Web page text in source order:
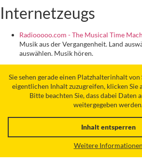
Internetzeugs
Radiooooo.com - The Musical Time
Musik aus der Vergangenheit. Land
auswählen. Musik hören.
Sie sehen gerade einen Platzhalterinhalt von
eigentlichen Inhalt zuzugreifen, klicken Sie
Bitte beachten Sie, dass dabei Daten
weitergegeben
Inhalt entsperren
Weitere Informationen